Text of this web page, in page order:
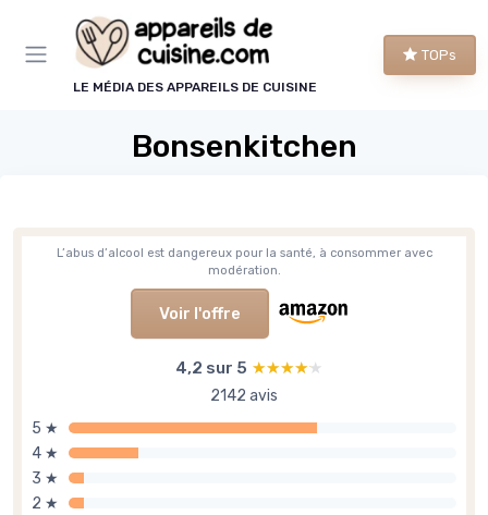
LE MÉDIA DES APPAREILS DE CUISINE
TOPs
Bonsenkitchen
L’abus d’alcool est dangereux pour la santé, à consommer avec
modération.
Voir l'offre
4,2 sur 5 ★★★★★
★★★★★
2142 avis
5 ★
4 ★
3 ★
2 ★
Panneau de gestion des cookies